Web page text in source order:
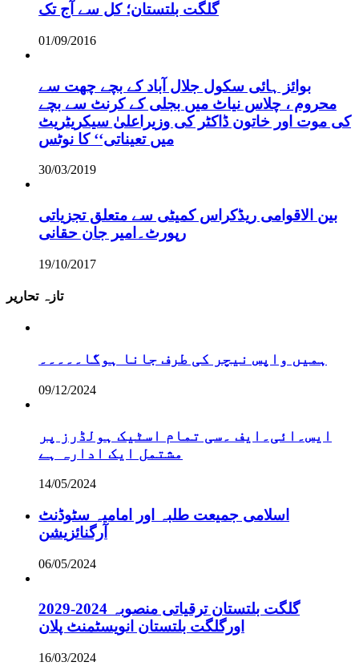
گلگت بلتستان؛ کل سے آج تک
01/09/2016
بوائز ہائی سکول جلال آباد کے بچے چھت سے
محروم ، چلاس نیاٹ میں بجلی کے کرنٹ سے بچے
کی موت اور خاتون ڈاکٹر کی وزیراعلیٰ سیکریٹریٹ
میں تعیناتی‘‘ کا نوٹس
30/03/2019
بین الاقوامی ریڈکراس کمیٹی سے متعلق تجزیاتی
رپورٹ۔امیر جان حقانی
19/10/2017
تازہ تحاریر
ہمیں واپس نیچر کی طرف جانا ہوگا۔۔۔۔۔
09/12/2024
ایس۔ائی۔ایف ۔سی تمام اسٹیک ہولڈرز پر
مشتمل ایک ادارہ ہے
14/05/2024
اسلامی جمیعت طلبہ اور امامیہ سٹوڈنٹ
آرگنائزیشن
06/05/2024
گلگت بلتستان ترقیاتی منصوبہ 2024-2029
اورگلگت بلتستان انویسٹمنٹ پلان
16/03/2024